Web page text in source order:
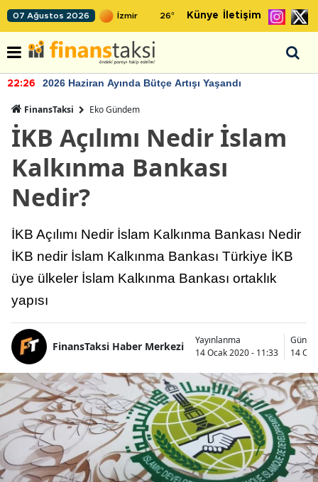
07 Ağustos 2026 26° Künye İletişim
22:26 2026 Haziran Ayında Bütçe Artışı Yaşandı
FinansTaksi Eko Gündem
İKB Açılımı Nedir İslam
Kalkınma Bankası
Nedir?
İKB Açılımı Nedir İslam Kalkınma Bankası Nedir
İKB nedir İslam Kalkınma Bankası Türkiye İKB
üye ülkeler İslam Kalkınma Bankası ortaklık
yapısı
FinansTaksi Haber Merkezi
Yayınlanma
14 Ocak 2020 - 11:33
14